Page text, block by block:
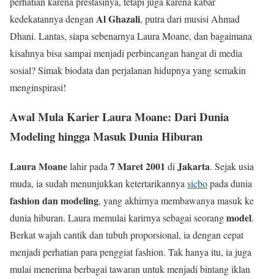
kedekatannya dengan Al Ghazali, putra dari musisi Ahmad
Dhani. Lantas, siapa sebenarnya Laura Moane, dan bagaimana
kisahnya bisa sampai menjadi perbincangan hangat di media
sosial? Simak biodata dan perjalanan hidupnya yang semakin
menginspirasi!
Awal Mula Karier Laura Moane: Dari Dunia
Modeling hingga Masuk Dunia Hiburan
Laura Moanelahir pada 7 Maret 2001 di Jakarta. Sejak usia
muda, ia sudah menunjukkan ketertarikannya sicbopada dunia
fashion dan modeling, yang akhirnya membawanya masuk ke
dunia hiburan. Laura memulai karirnya sebagai seorangmodel.
Berkat wajah cantik dan tubuh proporsional, ia dengan cepat
menjadi perhatian para penggiat fashion. Tak hanya itu, ia juga
mulai menerima berbagai tawaran untuk menjadi bintang iklan